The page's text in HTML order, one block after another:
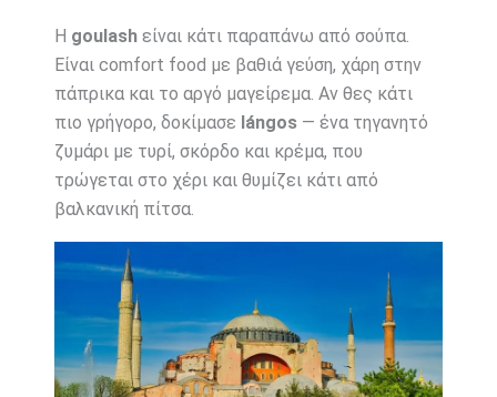
Η goulashείναι κάτι παραπάνω από σούπα.
Είναι comfort food με βαθιά γεύση, χάρη στην
πάπρικα και το αργό μαγείρεμα. Αν θες κάτι
πιο γρήγορο, δοκίμασε lángos— ένα τηγανητό
ζυμάρι με τυρί, σκόρδο και κρέμα, που
τρώγεται στο χέρι και θυμίζει κάτι από
βαλκανική πίτσα.